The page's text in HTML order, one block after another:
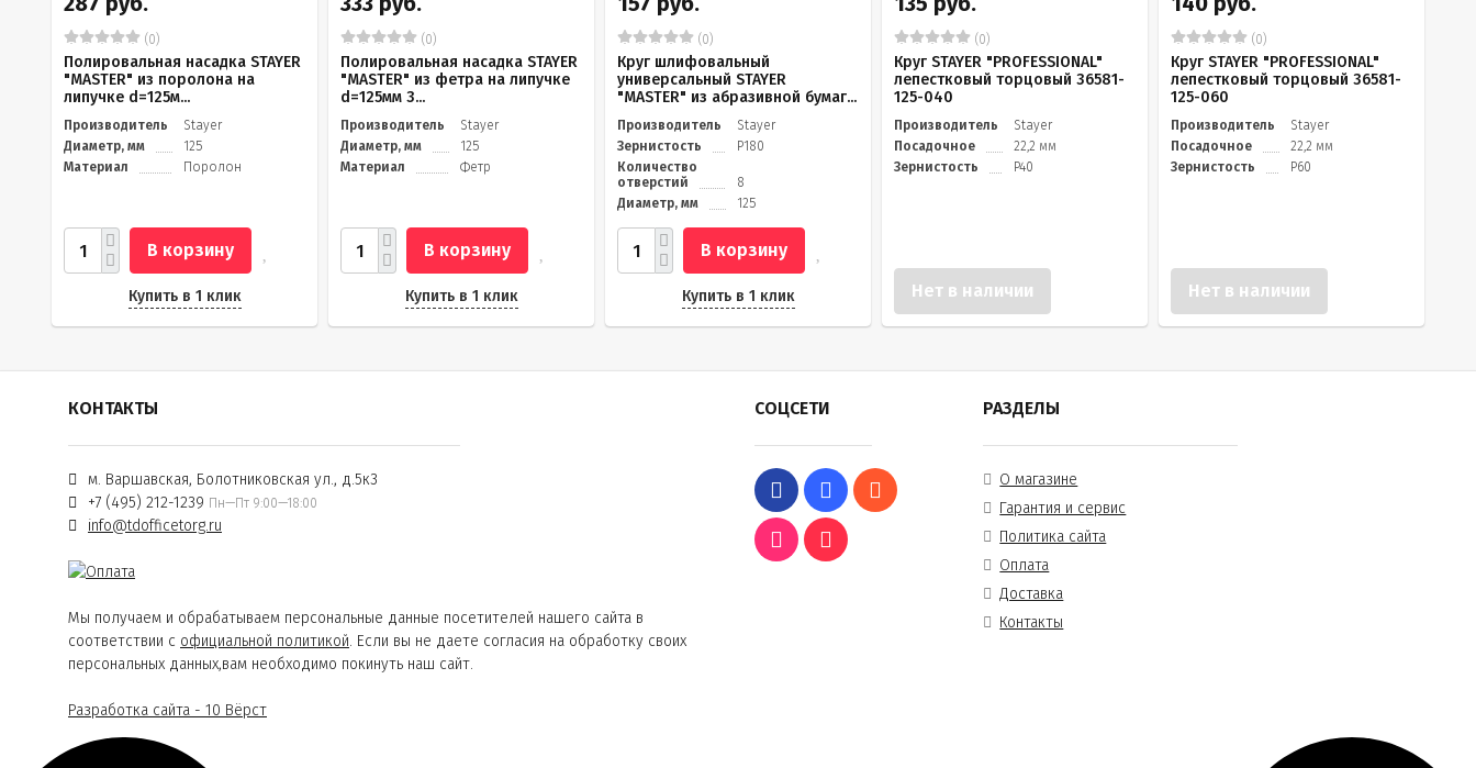
(0)
Полировальная насадка STAYER
"MASTER" из поролона на
липучке d=125м...
Производитель
Stayer
Диаметр, мм
125
Материал
Поролон
В корзину
Купить в 1 клик
(0)
Полировальная насадка STAYER
"MASTER" из фетра на липучке
d=125мм 3...
Производитель
Stayer
Диаметр, мм
125
Материал
Фетр
В корзину
Купить в 1 клик
(0)
Круг шлифовальный
универсальный STAYER
"MASTER" из абразивной бумаг...
Производитель
Stayer
Зернистость
Р180
Количество
отверстий
8
Диаметр, мм
125
В корзину
Купить в 1 клик
(0)
Круг STAYER "PROFESSIONAL"
лепестковый торцовый 36581-
125-040
Производитель
Stayer
Посадочное
22,2 мм
Зернистость
P40
Нет в наличии
(0)
Круг STAYER "PROFESSIONAL"
лепестковый торцовый 36581-
125-060
Производитель
Stayer
Посадочное
22,2 мм
Зернистость
P60
Нет в наличии
КОНТАКТЫ
м. Варшавская, Болотниковская ул., д.5к3
+7 (495) 212-1239 Пн—Пт 9:00—18:00
info@tdofficetorg.ru
Мы получаем и обрабатываем персональные данные посетителей нашего сайта в
соответствии с официальной политикой. Если вы не даете согласия на обработку своих
персональных данных,вам необходимо покинуть наш сайт.
Разработка сайта - 10 Вёрст
СОЦСЕТИ РАЗДЕЛЫ
О магазине
Гарантия и сервис
Политика сайта
Оплата
Доставка
Контакты